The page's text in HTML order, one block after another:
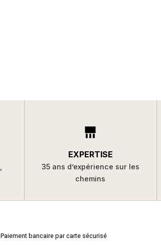
EXPERTISE
35 ans d’expérience sur les
chemins
Paiement bancaire par carte sécurisé